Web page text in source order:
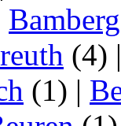
Bamberg
(4)
(1) |